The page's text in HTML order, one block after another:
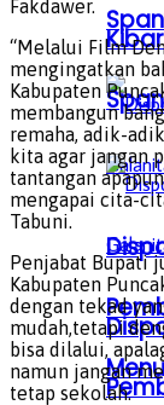
Fakdawer.
“Melalui Film
mengingatkan
Kabupaten
membangun
remaha, adik-
kita agar jangan
tantangan
mengapai cita-
Tabuni.
Penjabat Bupati
Kabupaten
dengan tekad
mudah,tetapi
bisa dilalui,
namun jangan
tetap sekolah.